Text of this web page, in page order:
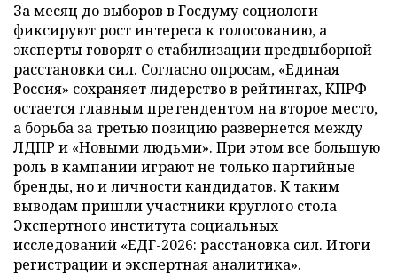
За месяц до выборов в Госдуму социологи
фиксируют рост интереса к голосованию, а
эксперты говорят о стабилизации предвыборной
расстановки сил. Согласно опросам, «Единая
Россия» сохраняет лидерство в рейтингах, КПРФ
остается главным претендентом на второе место,
а борьба за третью позицию развернется между
ЛДПР и «Новыми людьми». При этом все большую
роль в кампании играют не только партийные
бренды, но и личности кандидатов. К таким
выводам пришли участники круглого стола
Экспертного института социальных
исследований «ЕДГ-2026: расстановка сил. Итоги
регистрации и экспертная аналитика».